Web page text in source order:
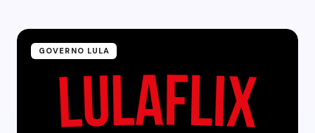
GOVERNO LULA